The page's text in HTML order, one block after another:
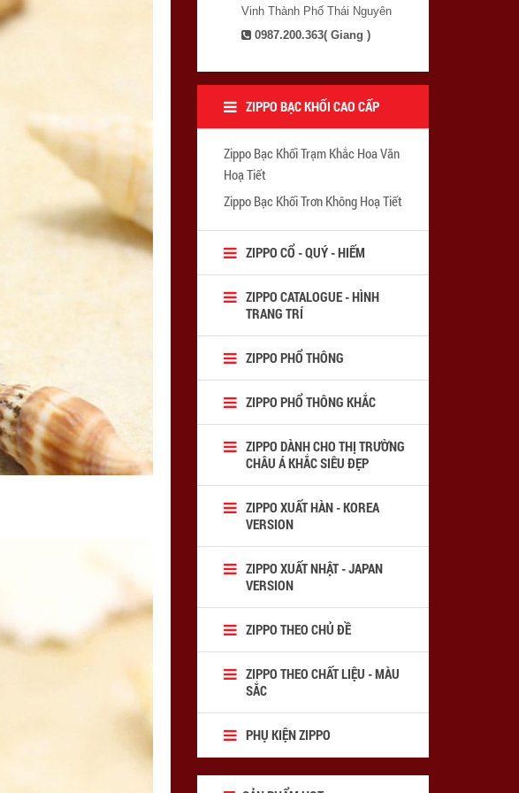
Vinh Thành Phố Thái Nguyên
0987.200.363( Giang )
ZIPPO BẠC KHỐI CAO CẤP
Zippo Bạc Khối Trạm Khắc Hoa Văn
Hoạ Tiết
Zippo Bạc Khối Trơn Không Hoạ Tiết
ZIPPO CỔ - QUÝ - HIẾM
ZIPPO CATALOGUE - HÌNH
TRANG TRÍ
ZIPPO PHỔ THÔNG
ZIPPO PHỔ THÔNG KHẮC
ZIPPO DÀNH CHO THỊ TRƯỜNG
CHÂU Á KHẮC SIÊU ĐẸP
ZIPPO XUẤT HÀN - KOREA
VERSION
ZIPPO XUẤT NHẬT - JAPAN
VERSION
ZIPPO THEO CHỦ ĐỀ
ZIPPO THEO CHẤT LIỆU - MÀU
SẮC
PHỤ KIỆN ZIPPO